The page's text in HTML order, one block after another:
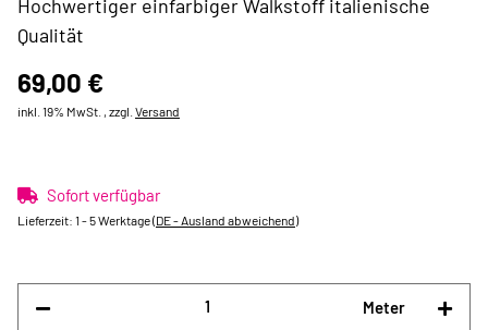
Hochwertiger einfarbiger Walkstoff italienische
Qualität
69,00 €
inkl. 19% MwSt. , zzgl. Versand
Sofort verfügbar
Lieferzeit: 1 - 5 Werktage(DE - Ausland abweichend)
Meter